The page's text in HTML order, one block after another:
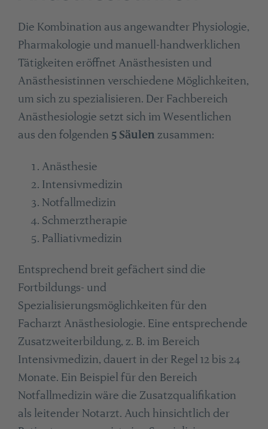
Die Kombination aus angewandter Physiologie,
Pharmakologie und manuell-handwerklichen
Tätigkeiten eröffnet Anästhesisten und
Anästhesistinnen verschiedene Möglichkeiten,
um sich zu spezialisieren. Der Fachbereich
Anästhesiologie setzt sich im Wesentlichen
aus den folgenden 5 Säulen zusammen:
Anästhesie
Intensivmedizin
Notfallmedizin
Schmerztherapie
Palliativmedizin
Entsprechend breit gefächert sind die
Fortbildungs- und
Spezialisierungsmöglichkeiten für den
Facharzt Anästhesiologie. Eine entsprechende
Zusatzweiterbildung, z. B. im Bereich
Intensivmedizin, dauert in der Regel 12 bis 24
Monate. Ein Beispiel für den Bereich
Notfallmedizin wäre die Zusatzqualifikation
als leitender Notarzt. Auch hinsichtlich der